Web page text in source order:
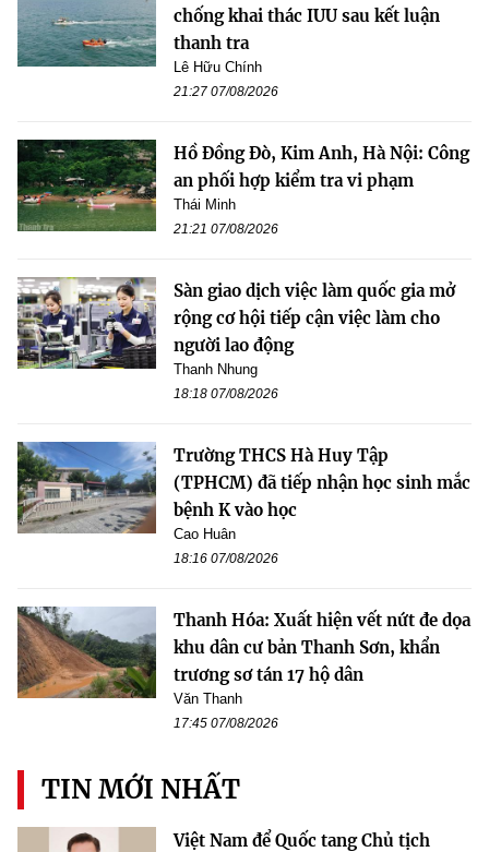
chống khai thác IUU sau kết luận
thanh tra
Lê Hữu Chính
21:27 07/08/2026
Hồ Đồng Đò, Kim Anh, Hà Nội: Công
an phối hợp kiểm tra vi phạm
Thái Minh
21:21 07/08/2026
Sàn giao dịch việc làm quốc gia mở
rộng cơ hội tiếp cận việc làm cho
người lao động
Thanh Nhung
18:18 07/08/2026
Trường THCS Hà Huy Tập
(TPHCM) đã tiếp nhận học sinh mắc
bệnh K vào học
Cao Huân
18:16 07/08/2026
Thanh Hóa: Xuất hiện vết nứt đe dọa
khu dân cư bản Thanh Sơn, khẩn
trương sơ tán 17 hộ dân
Văn Thanh
17:45 07/08/2026
TIN MỚI NHẤT
Việt Nam để Quốc tang Chủ tịch